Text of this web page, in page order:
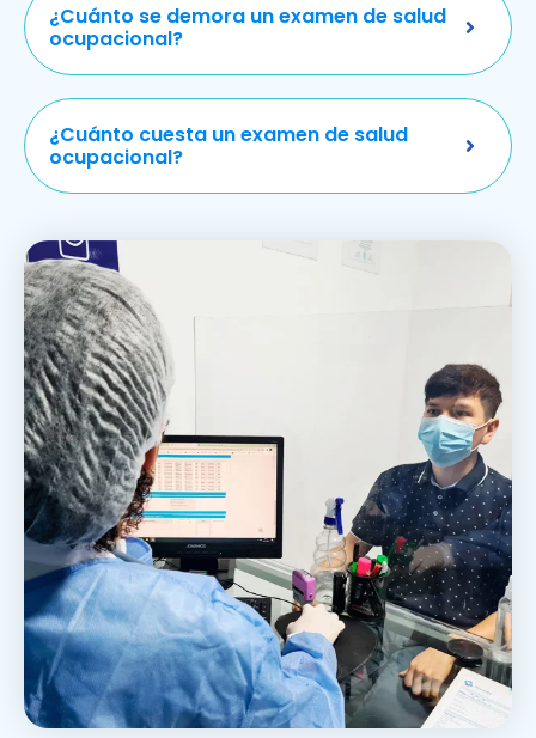
¿Cuánto se demora un examen de salud
ocupacional?
¿Cuánto cuesta un examen de salud
ocupacional?